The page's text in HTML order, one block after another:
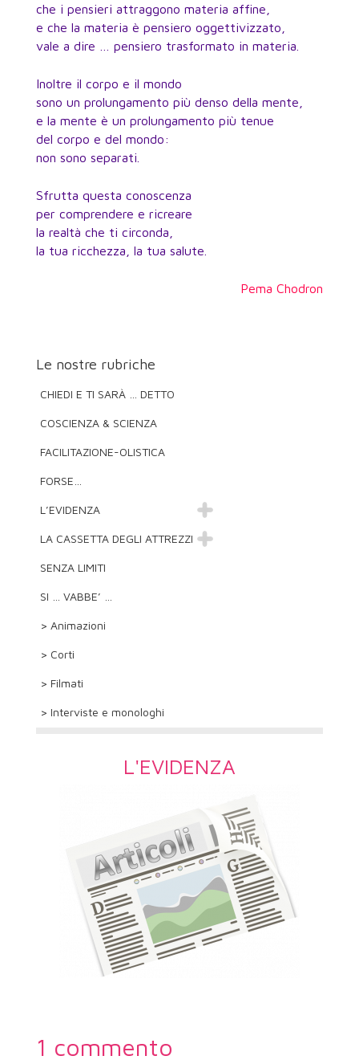
che i pensieri attraggono materia affine,
e che la materia è pensiero oggettivizzato,
vale a dire … pensiero trasformato in materia.
Inoltre il corpo e il mondo
sono un prolungamento più denso della mente,
e la mente è un prolungamento più tenue
del corpo e del mondo:
non sono separati.
Sfrutta questa conoscenza
per comprendere e ricreare
la realtà che ti circonda,
la tua ricchezza, la tua salute.
Pema Chodron
Le nostre rubriche
CHIEDI E TI SARÀ … DETTO
COSCIENZA & SCIENZA
FACILITAZIONE-OLISTICA
FORSE…
L’EVIDENZA
LA CASSETTA DEGLI ATTREZZI
SENZA LIMITI
SI … VABBE’ …
> Animazioni
> Corti
> Filmati
> Interviste e monologhi
L'EVIDENZA
1 commento